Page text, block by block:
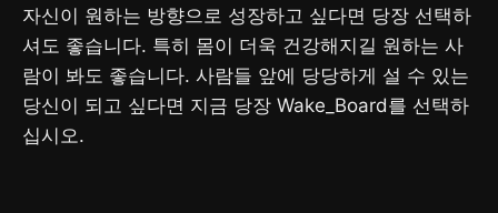
자신이 원하는 방향으로 성장하고 싶다면 당장 선택하
셔도 좋습니다. 특히 몸이 더욱 건강해지길 원하는 사
람이 봐도 좋습니다. 사람들 앞에 당당하게 설 수 있는
당신이 되고 싶다면 지금 당장 Wake_Board를 선택하
십시오.